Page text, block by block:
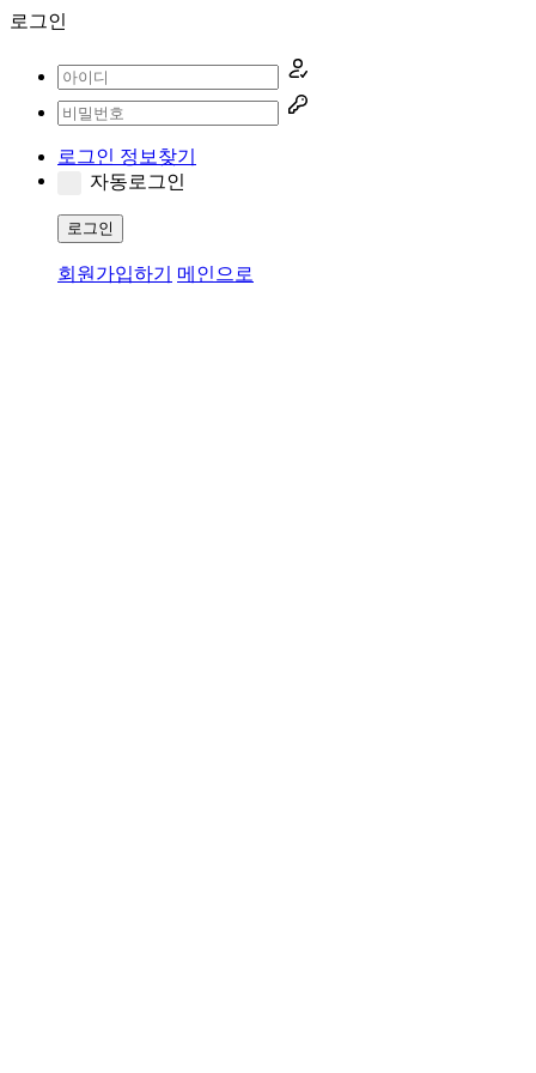
로그인
로그인 정보찾기
자동로그인
로그인
회원가입하기 메인으로